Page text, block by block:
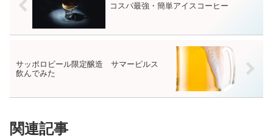
コスパ最強・簡単アイスコーヒー
サッポロビール限定醸造 サマーピルス
飲んでみた
関連記事